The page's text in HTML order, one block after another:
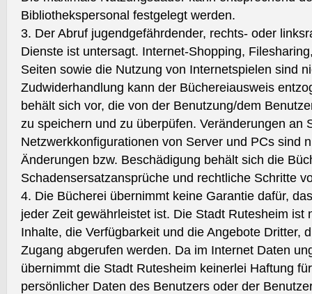
Bibliothekspersonal festgelegt werden.
3. Der Abruf jugendgefährdender, rechts- oder
Dienste ist untersagt. Internet-Shopping,
Seiten sowie die Nutzung von Internetspielen sind
Zudwiderhandlung kann der Büchereiausweis
behält sich vor, die von der Benutzung/dem
zu speichern und zu überpüfen. Veränderungen an
Netzwerkkonfigurationen von Server und PCs sind
Änderungen bzw. Beschädigung behält sich die
Schadensersatzansprüche und rechtliche Schritte
4. Die Bücherei übernimmt keine Garantie dafür,
jeder Zeit gewährleistet ist. Die Stadt Rutesheim ist
Inhalte, die Verfügbarkeit und die Angebote Dritter,
Zugang abgerufen werden. Da im Internet Daten
übernimmt die Stadt Rutesheim keinerlei Haftung
persönlicher Daten des Benutzers oder der